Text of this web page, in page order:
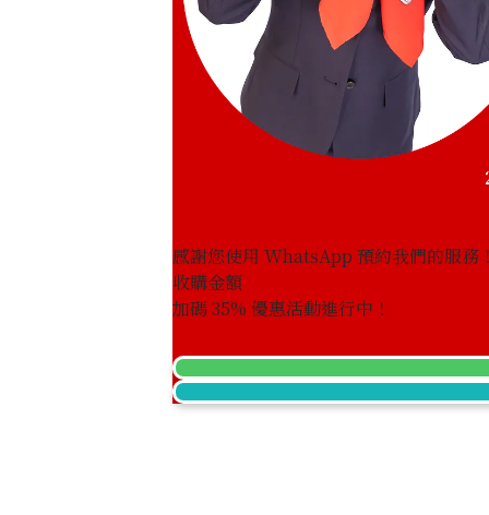
Pt･Pm900 Star Sapphire Diamond
HKD 17,475.03
感謝您使用 WhatsApp 預約我們的服務
收購金額
加碼35% 優惠活動進行中！